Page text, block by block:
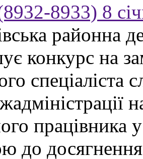
8933) 8
районна
конкурс на
спеціаліста
працівника
до